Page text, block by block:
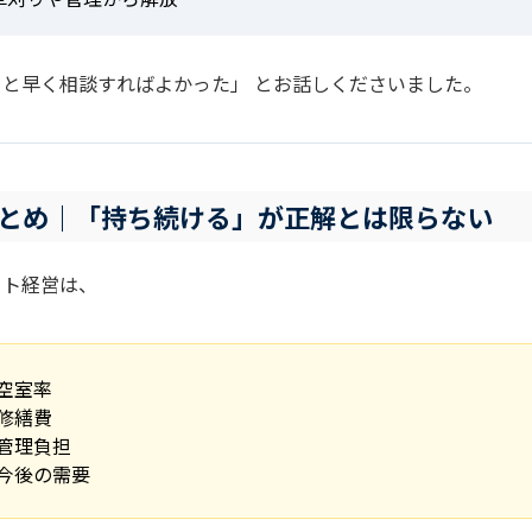
と早く相談すればよかった」 とお話しくださいました。
め｜「持ち続ける」が正解とは限らない
経営は、
室率
繕費
理負担
後の需要